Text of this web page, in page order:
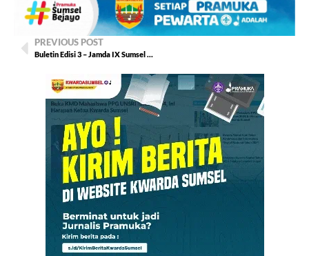
PREVIOUS POST
Buletin Edisi 3 – Jamda IX Sumsel 2026